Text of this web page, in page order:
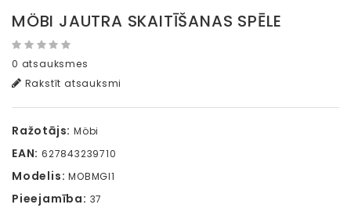
MÖBI JAUTRA SKAITĪŠANAS SPĒLE
0 atsauksmes
Rakstīt atsauksmi
Ražotājs: Möbi
EAN: 627843239710
Modelis: MOBMGI1
Pieejamība: 37